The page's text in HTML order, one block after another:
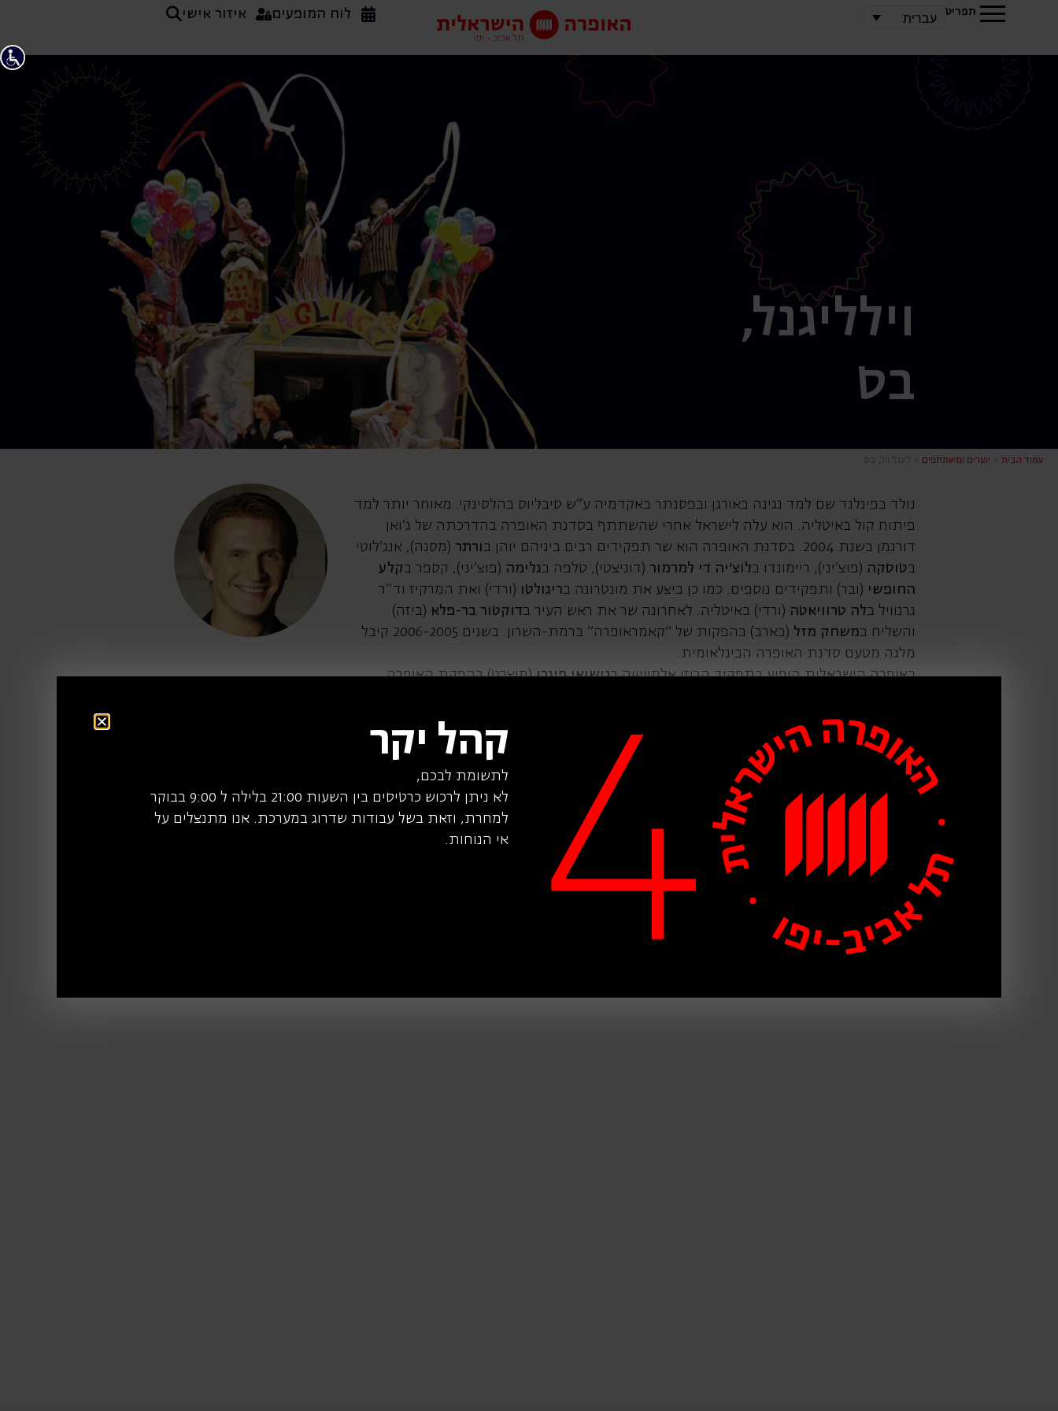
תפריט עברית לוח המופעים איזור אישי
ליגנל ויל, בס
וילליגנל,
בס
עמוד הבית > יוצרים ומשתתפים > ליגנל ויל, בס
נולד בפינלנד שם למד נגינה באורגן ובפסנתר באקדמיה ע"ש סיבליוס בהלסינקי. מאוחר יותר למד
פיתוח קול באיטליה. הוא עלה לישראל אחרי שהשתתף בסדנת האופרה בהדרכתה של ג'ואן
דורנמן בשנת 2004. בסדנת האופרה הוא שר תפקידים רבים ביניהם יוהן ב
ורתר (מסנה), אנג'לוטי
בטוסקה (פוצ'יני), ריימונדו בלוצ'יה די למרמור (דוניצטי), טלפה בגלימה (פוצ'יני), קספר בקלע
החופשי (ובר) ותפקידים נוספים. כמו כן ביצע את מונטרונה בריגולטו (ורדי) ואת המרקיז וד"ר
גרנוויל בלה טרוויאטה (ורדי) באיטליה. לאחרונה שר את ראש העיר בדוקטור בר-פלא (ביזה)
והשליח במשחק מזל
(בארב) בהפקות של "קאמראופרה" ברמת-השרון. בשנים 2006-2005 קיבל
מלגה מטעם סדנת האופרה הבינלאומית.
באופרה הישראלית הופיע בתפקיד הרוזן אלמוויווה בנישואי פיגרו(מוצרט) בהפקת האופרה
אציל פלמי ב דון קרלו
ויל ליגנל היה חבר בתוכנית האופרה סטודיו של האופרה הישראלית שם הרפרטואר שלו כולל את
זרסטרו ב
(מוצרט). זוכה מלגות קרן המועדון המסחרי – תעשייתי והמכון הישראלי
לאמנויות הזמרה.
תפקידיו באופרה הישראלית:
: פינלינו (2007)
מאדאם בטרפליי
: רשם נישואין (2008)
קהל יקר
לתשומת לבכם,
לא ניתן לרכוש כרטיסים בין השעות 21:00 בלילה ל 9:00 בבוקר
למחרת, וזאת בשל עבודות שדרוג במערכת. אנו מתנצלים על
אי הנוחות.